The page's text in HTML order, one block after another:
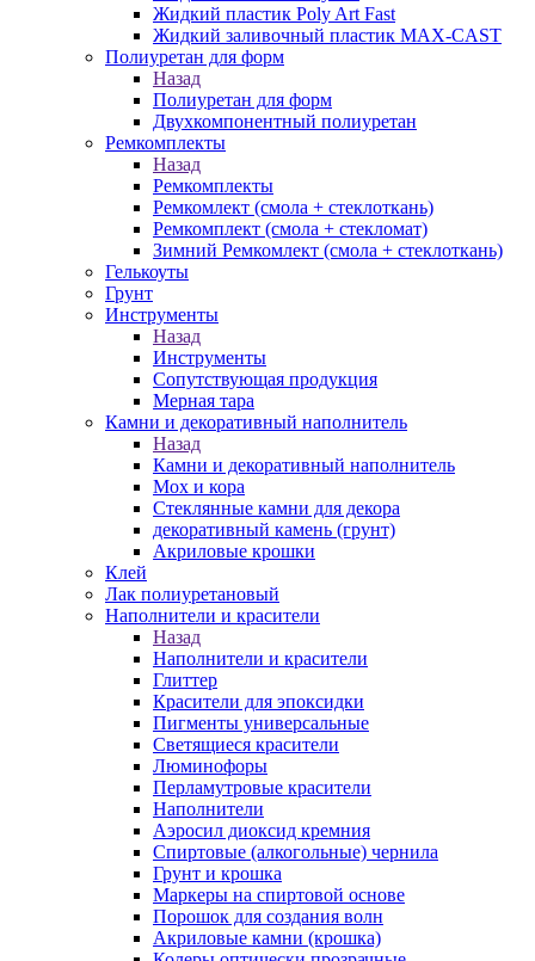
Жидкий пластик Poly Art Fast
Жидкий заливочный пластик MAX-CAST
Полиуретан для форм
Назад
Полиуретан для форм
Двухкомпонентный полиуретан
Ремкомплекты
Назад
Ремкомплекты
Ремкомлект (смола + стеклоткань)
Ремкомплект (смола + стекломат)
Зимний Ремкомлект (смола + стеклоткань)
Гелькоуты
Грунт
Инструменты
Назад
Инструменты
Сопутствующая продукция
Мерная тара
Камни и декоративный наполнитель
Назад
Камни и декоративный наполнитель
Мох и кора
Стеклянные камни для декора
декоративный камень (грунт)
Акриловые крошки
Клей
Лак полиуретановый
Наполнители и красители
Назад
Наполнители и красители
Глиттер
Красители для эпоксидки
Пигменты универсальные
Светящиеся красители
Люминофоры
Перламутровые красители
Наполнители
Аэросил диоксид кремния
Спиртовые (алкогольные) чернила
Грунт и крошка
Маркеры на спиртовой основе
Порошок для создания волн
Акриловые камни (крошка)